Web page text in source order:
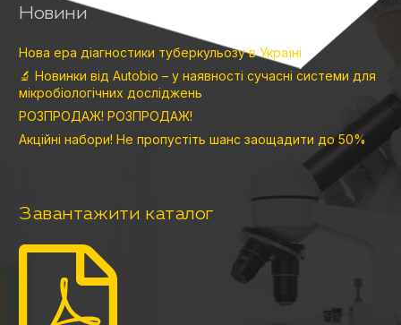
Новини
Нова ера діагностики туберкульозу в Україні
🔬 Новинки від Autobio – у наявності сучасні системи для
мікробіологічних досліджень
РОЗПРОДАЖ! РОЗПРОДАЖ!
Акційні набори! Не пропустіть шанс заощадити до 50%
Завантажити каталог